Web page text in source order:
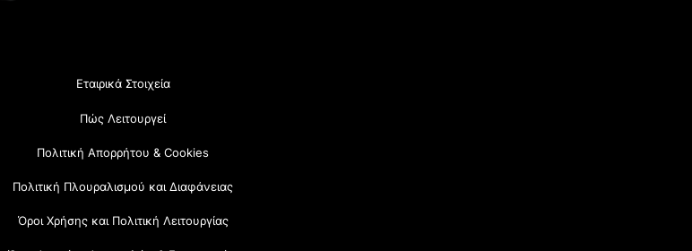
Εταιρικά Στοιχεία
Πώς Λειτουργεί
Πολιτική Απορρήτου & Cookies
Πολιτική Πλουραλισμού και Διαφάνειας
Όροι Χρήσης και Πολιτική Λειτουργίας